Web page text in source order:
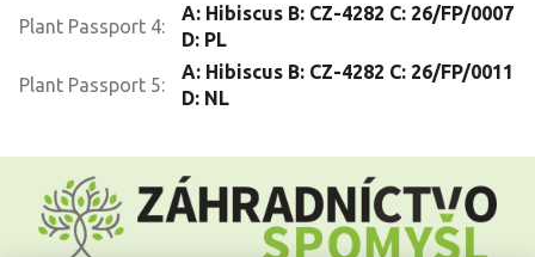
Plant Passport 4:
A: Hibiscus B: CZ-4282 C: 26/FP/0007
D: PL
Plant Passport 5:
A: Hibiscus B: CZ-4282 C: 26/FP/0011
D: NL